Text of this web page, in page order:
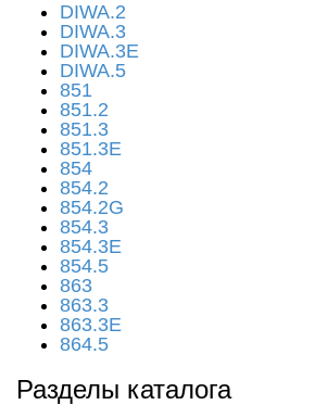
DIWA.2
DIWA.3
DIWA.3E
DIWA.5
851
851.2
851.3
851.3E
854
854.2
854.2G
854.3
854.3E
854.5
863
863.3
863.3E
864.5
Разделы каталога